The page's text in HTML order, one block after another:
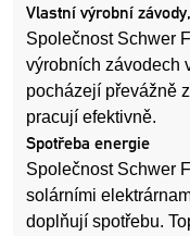
Vlastní výrobní
Společnost Schwer
výrobních závodech
pocházejí převážně
pracují efektivně.
Spotřeba energie
Společnost Schwer
solárními
doplňují spotřebu.